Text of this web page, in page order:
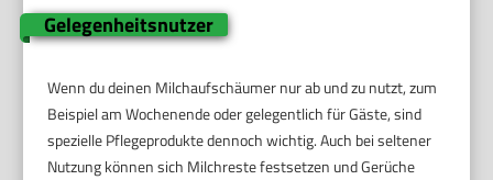
Gelegenheitsnutzer
Wenn du deinen Milchaufschäumer nur ab und zu nutzt, zum
Beispiel am Wochenende oder gelegentlich für Gäste, sind
spezielle Pflegeprodukte dennoch wichtig. Auch bei seltener
Nutzung können sich Milchreste festsetzen und Gerüche